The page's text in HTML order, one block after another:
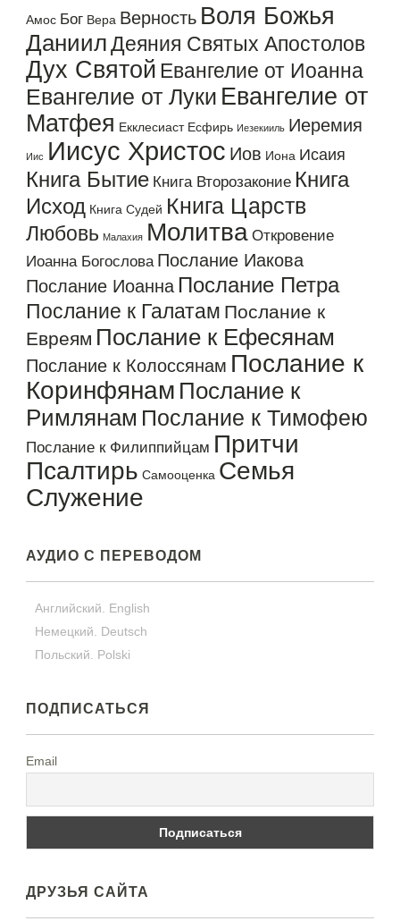
Амос Бог Вера Верность Воля Божья
ДаниилДеяния Святых Апостолов
Дух Святой Евангелие от Иоанна
Евангелие от Луки Евангелие от
Матфея Екклесиаст Есфирь Иезекииль Иеремия
Иис Иисус Христос Иов Иона Исаия
Книга Бытие Книга Второзаконие Книга
Исход Книга Судей Книга Царств
Любовь Малахия Молитва Откровение
Иоанна Богослова Послание Иакова
Послание Иоанна Послание Петра
Послание к Галатам Послание к
Евреям Послание к Ефесянам
Послание к Колоссянам Послание к
Коринфянам Послание к
Римлянам Послание к Тимофею
Послание к Филиппийцам Притчи
Псалтирь Самооценка Семья
Служение
АУДИО С ПЕРЕВОДОМ
Английский. English
Немецкий. Deutsch
Польский. Polski
ПОДПИСАТЬСЯ
Email
ДРУЗЬЯ САЙТА